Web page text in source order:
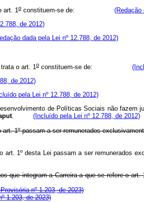
art. 1oconstituem-se de: (Redação
de 2012)
dada pela Lei nº 12.788, de 2012)
o art. 1oconstituem-se de:
de 2012)
pela Lei nº 12.788, de 2012)
de Políticas Sociais não fazem
.(Incluído pela Lei nº 12.788, de 2012)
1º passam a ser remunerados
1º desta Lei passam a ser remunerados
que integram a Carreira a que se refere o
nº 1.203, de 2023)
1.203, de 2023)